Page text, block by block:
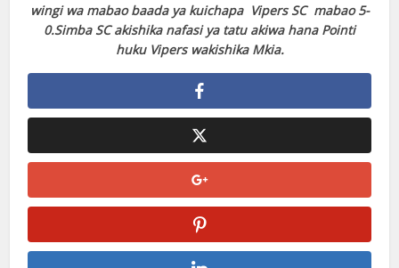
wingi wa mabao baada ya kuichapa Vipers SC mabao 5-
0.Simba SC akishika nafasi ya tatu akiwa hana Pointi
huku Vipers wakishika Mkia.